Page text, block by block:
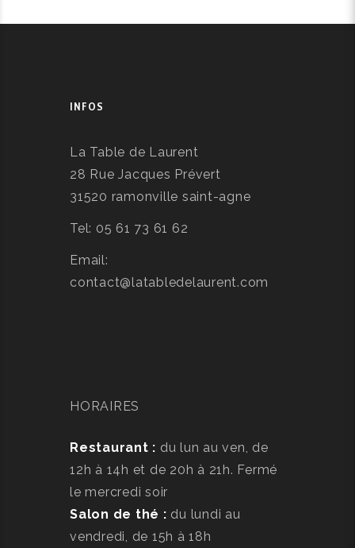
INFOS
La Table de Laurent
28 Rue Jacques Prévert
31520 ramonville saint-agne
Tel: 05 61 73 61 62
Email:
contact@latabledelaurent.com
HORAIRES
Restaurant : du lun au ven, de
12h à 14h et de 20h à 21h. Fermé
le mercredi soir
Salon de thé : du lundi au
vendredi, de 15h à 18h